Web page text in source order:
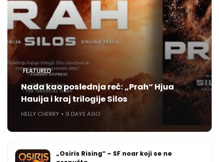
FEATURED
Nada kao poslednja reč: „Prah“ Hjua
Hauija i kraj trilogije Silos
HELLY CHERRY 9 DAYS AGO
„Osiris Rising“ – SF noar koji se ne